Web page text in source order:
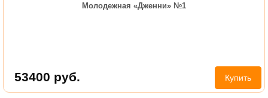
Молодежная «Дженни» №1
53400 руб. Купить